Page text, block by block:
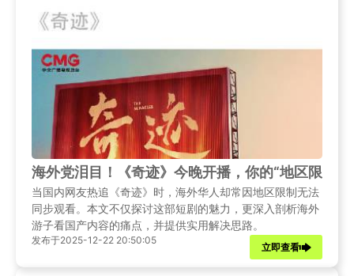
海外党泪目！《奇迹》今晚开播，你的“地区限制”
当国内网友热追《奇迹》时，海外华人却常因地区限制无法
同步观看。本文不仅探讨这部短剧的魅力，更深入剖析海外
游子看国产内容的痛点，并提供实用解决思路。
发布于2025-12-22 20:50:05
立即查看